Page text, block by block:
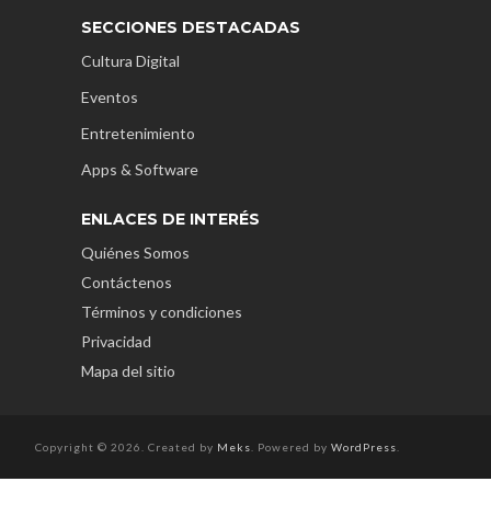
SECCIONES DESTACADAS
Cultura Digital
Eventos
Entretenimiento
Apps & Software
ENLACES DE INTERÉS
Quiénes Somos
Contáctenos
Términos y condiciones
Privacidad
Mapa del sitio
Copyright © 2026. Created by Meks . Powered by WordPress